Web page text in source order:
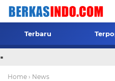
Terbaru
.
Home › News